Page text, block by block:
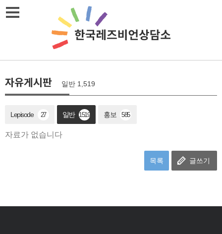
자유게시판 일반 1,519
Lepisode 27 일반 1519 홍보 585
자료가 없습니다
목록 글쓰기